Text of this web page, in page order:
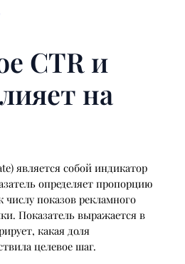
CTR и
на
является собой индикатор
определяет пропорцию
показов рекламного
Показатель выражается в
какая доля
целевое шаг.